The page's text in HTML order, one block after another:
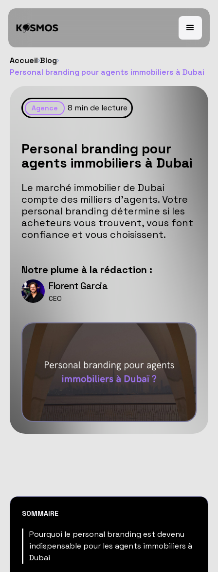
Accueil Blog
Personal branding pour agents immobiliers à Dubai
Agence 8 min de lecture
Personal branding pour
agents immobiliers à Dubai
Le marché immobilier de Dubai
compte des milliers d'agents. Votre
personal branding détermine si les
acheteurs vous trouvent, vous font
confiance et vous choisissent.
Notre plume à la rédaction :
Florent Garcia
CEO
SOMMAIRE
Pourquoi le personal branding est devenu
indispensable pour les agents immobiliers à
Dubai